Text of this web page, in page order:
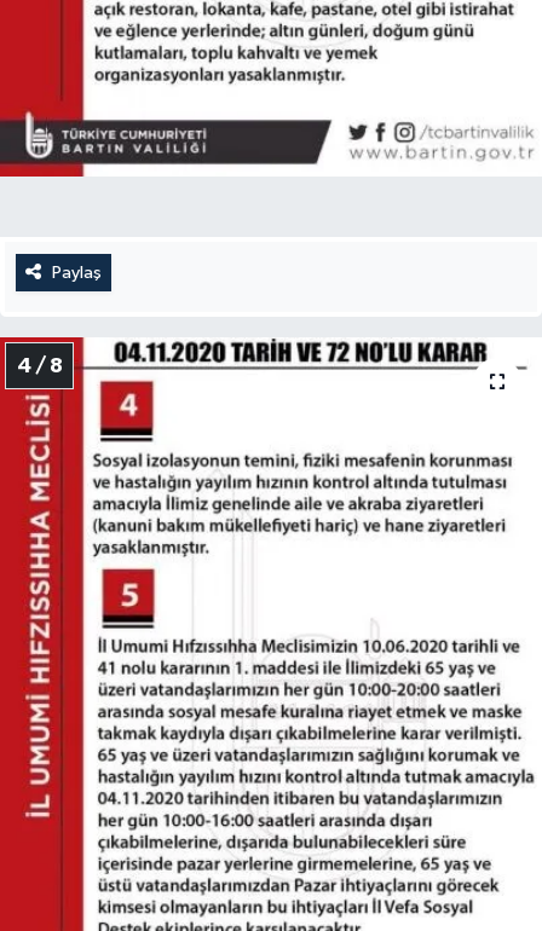
Paylaş
4 / 8